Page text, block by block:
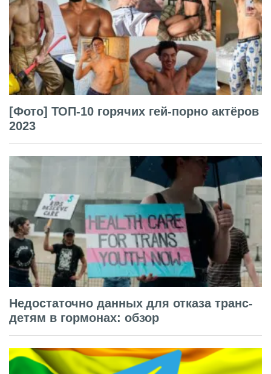
[Фото] ТОП-10 горячих гей-порно актёров
2023
Недостаточно данных для отказа транс-
детям в гормонах: обзор